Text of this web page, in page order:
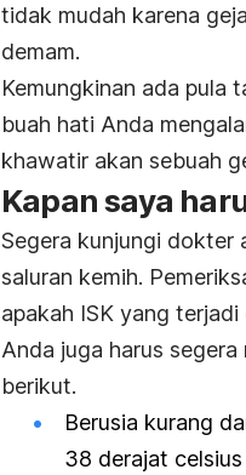
tidak mudah karena
demam.
Kemungkinan ada pula
buah hati Anda
khawatir akan sebuah
Kapan saya
Segera kunjungi dokter
saluran kemih.
apakah ISK yang
Anda juga harus
berikut.
Berusia kurang
38 derajat